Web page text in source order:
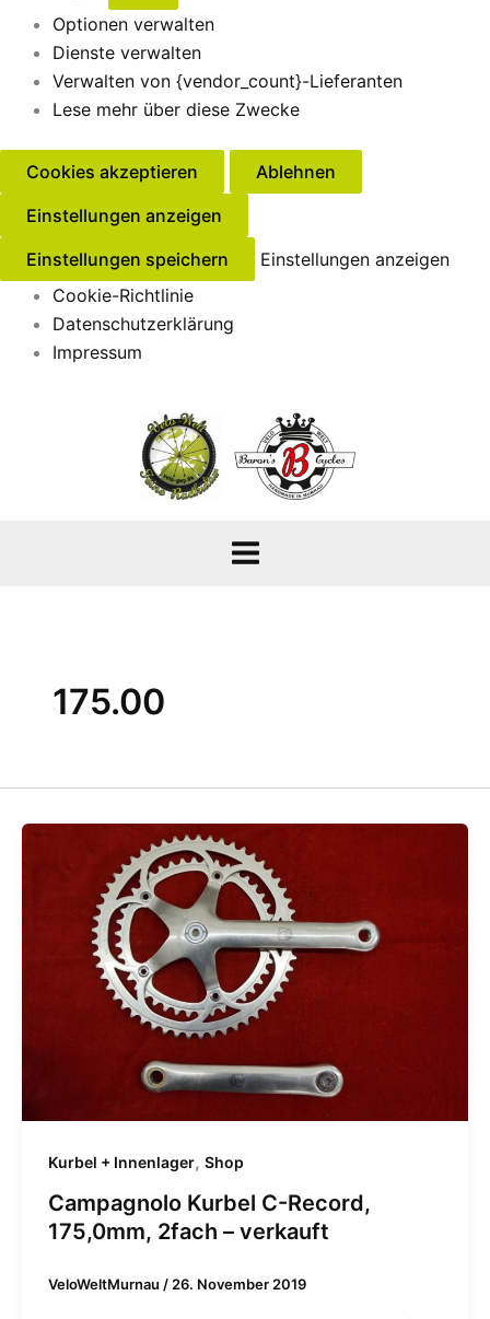
Optionen verwalten
Dienste verwalten
Verwalten von {vendor_count}-Lieferanten
Lese mehr über diese Zwecke
Cookies akzeptieren
Ablehnen
Einstellungen anzeigen
Einstellungen speichern
Einstellungen anzeigen
Cookie-Richtlinie
Datenschutzerklärung
Impressum
175.00
Kurbel + Innenlager, Shop
Campagnolo Kurbel C-Record,
175,0mm, 2fach – verkauft
VeloWeltMurnau /26. November 2019